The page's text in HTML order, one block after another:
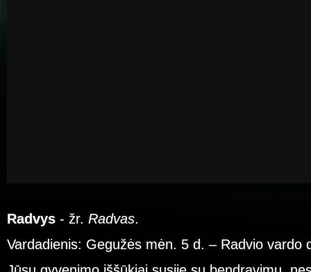
Radvys - žr. Radvas.
Vardadienis: Gegužės mėn. 5 d. – Radvio vardo